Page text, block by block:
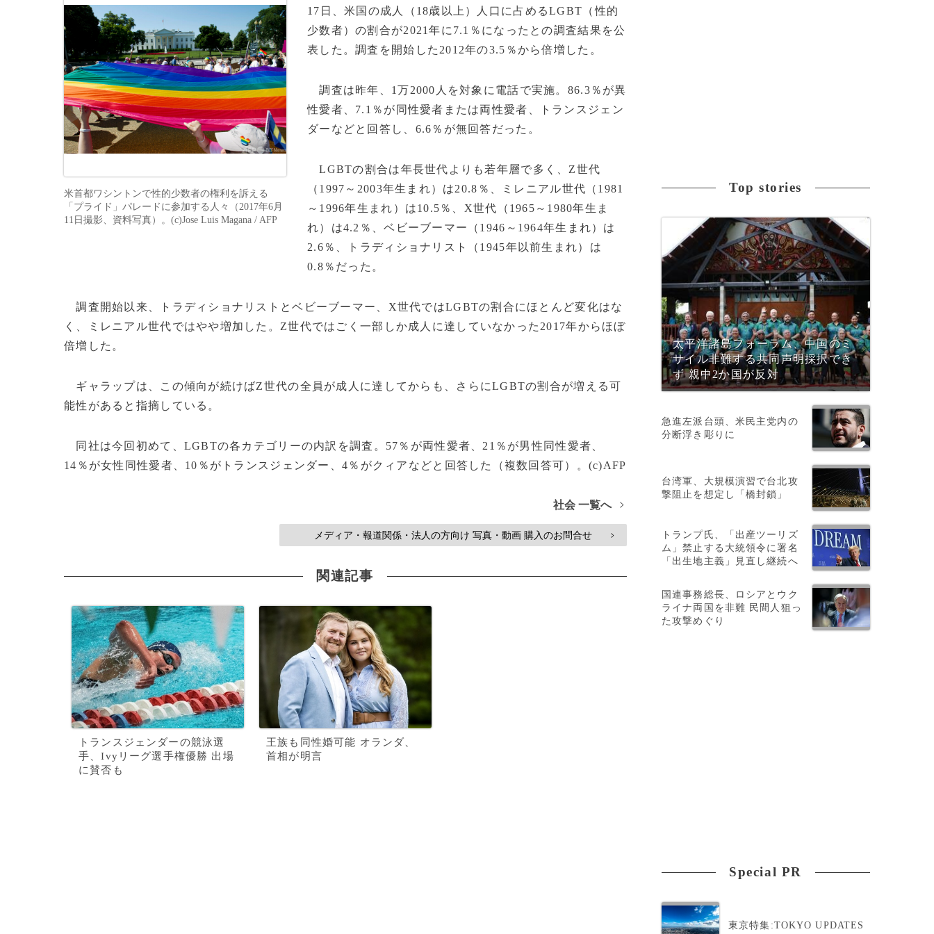
米首都ワシントンで性的少数者の権利を訴える
「プライド」パレードに参加する人々（2017年6月
11日撮影、資料写真）。(c)Jose Luis Magana / AFP
17日、米国の成人（18歳以上）人口に占めるLGBT（性的
少数者）の割合が2021年に7.1％になったとの調査結果を公
表した。調査を開始した2012年の3.5％から倍増した。
調査は昨年、1万2000人を対象に電話で実施。86.3％が異
性愛者、7.1％が同性愛者または両性愛者、トランスジェン
ダーなどと回答し、6.6％が無回答だった。
LGBTの割合は年長世代よりも若年層で多く、Z世代
（1997～2003年生まれ）は20.8％、ミレニアル世代（1981
～1996年生まれ）は10.5％、X世代（1965～1980年生ま
れ）は4.2％、ベビーブーマー（1946～1964年生まれ）は
2.6％、トラディショナリスト（1945年以前生まれ）は
0.8％だった。
調査開始以来、トラディショナリストとベビーブーマー、X世代ではLGBTの割合にほとんど変化はな
く、ミレニアル世代ではやや増加した。Z世代ではごく一部しか成人に達していなかった2017年からほぼ
倍増した。
ギャラップは、この傾向が続けばZ世代の全員が成人に達してからも、さらにLGBTの割合が増える可
能性があると指摘している。
同社は今回初めて、LGBTの各カテゴリーの内訳を調査。57％が両性愛者、21％が男性同性愛者、
14％が女性同性愛者、10％がトランスジェンダー、4％がクィアなどと回答した（複数回答可）。(c)AFP
社会 一覧へ >
メディア・報道関係・法人の方向け 写真・動画 購入のお問合せ >
関連記事
トランスジェンダーの競泳選
手、Ivyリーグ選手権優勝 出場
に賛否も
王族も同性婚可能 オランダ、
首相が明言
Top stories
太平洋諸島フォーラム、中国のミ
サイル非難する共同声明採択でき
ず 親中2か国が反対
急進左派台頭、米民主党内の
分断浮き彫りに
台湾軍、大規模演習で台北攻
撃阻止を想定し「橋封鎖」
トランプ氏、「出産ツーリズ
ム」禁止する大統領令に署名
「出生地主義」見直し継続へ
国連事務総長、ロシアとウク
ライナ両国を非難 民間人狙っ
た攻撃めぐり
Special PR
東京特集:TOKYO UPDATES